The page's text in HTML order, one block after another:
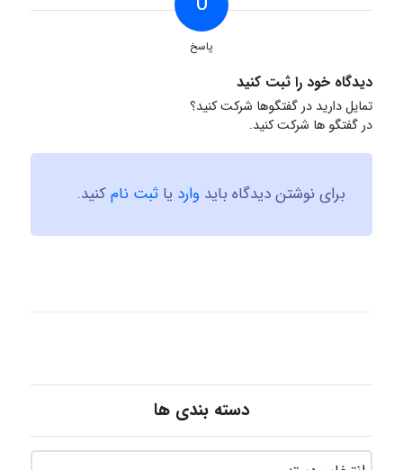
پاسخ
دیدگاه خود را ثبت کنید
تمایل دارید در گفتگوها شرکت کنید؟
در گفتگو ها شرکت کنید.
برای نوشتن دیدگاه باید وارد یا ثبت نامکنید.
دسته بندی ها